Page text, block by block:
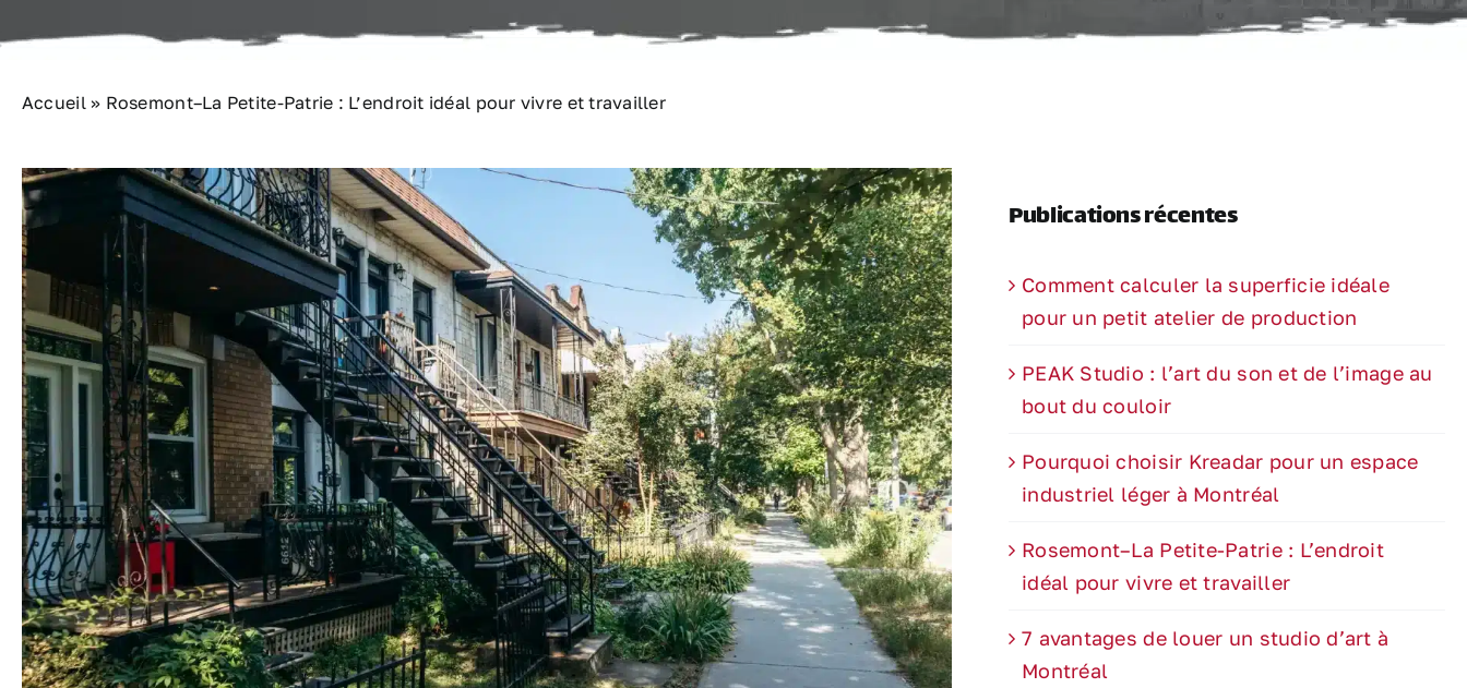
Accueil» Rosemont–La Petite-Patrie : L’endroit idéal pour vivre et travailler
Publications récentes
Comment calculer la superficie idéale
pour un petit atelier de production
PEAK Studio : l’art du son et de l’image au
bout du couloir
Pourquoi choisir Kreadar pour un espace
industriel léger à Montréal
Rosemont–La Petite-Patrie : L’endroit
idéal pour vivre et travailler
7 avantages de louer un studio d’art à
Montréal